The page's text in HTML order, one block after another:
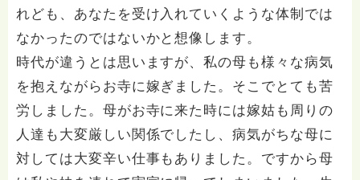
れども、あなたを受け入れていくような体制では
なかったのではないかと想像します。
時代が違うとは思いますが、私の母も様々な病気
を抱えながらお寺に嫁ぎました。そこでとても苦
労しました。母がお寺に来た時には嫁姑も周りの
人達も大変厳しい関係でしたし、病気がちな母に
対しては大変辛い仕事もありました。ですから母